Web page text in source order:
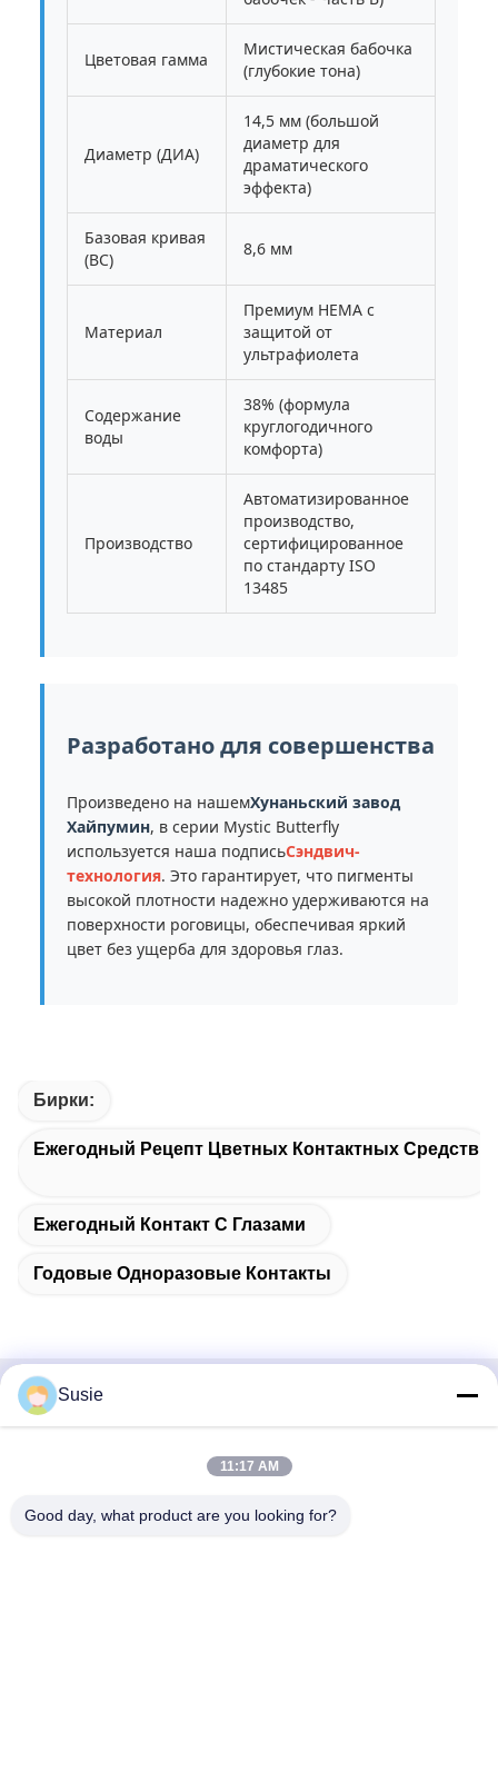
Цветовая гамма
Мистическая бабочка
(глубокие тона)
Диаметр (ДИА)
14,5 мм (большой
диаметр для
драматического
эффекта)
Базовая кривая
(BC)
8,6 мм
Материал
Премиум HEMA с
защитой от
ультрафиолета
Содержание
воды
38% (формула
круглогодичного
комфорта)
Производство
Автоматизированное
производство,
сертифицированное
по стандарту ISO
13485
Разработано для совершенства
Произведено на нашемХунаньский завод
Хайпумин, в серии Mystic Butterfly
используется наша подписьСэндвич-
технология. Это гарантирует, что пигменты
высокой плотности надежно удерживаются на
поверхности роговицы, обеспечивая яркий
цвет без ущерба для здоровья глаз.
Бирки:
Ежегодный Рецепт Цветных Контактных Средств
Ежегодный Контакт С Глазами
Годовые Одноразовые Контакты
Быстрый контакт
Первая улица Чжунъи, район Юхуа, Чанша, Хунань,
Susie
11:17 AM
Good day, what product are you looking for?